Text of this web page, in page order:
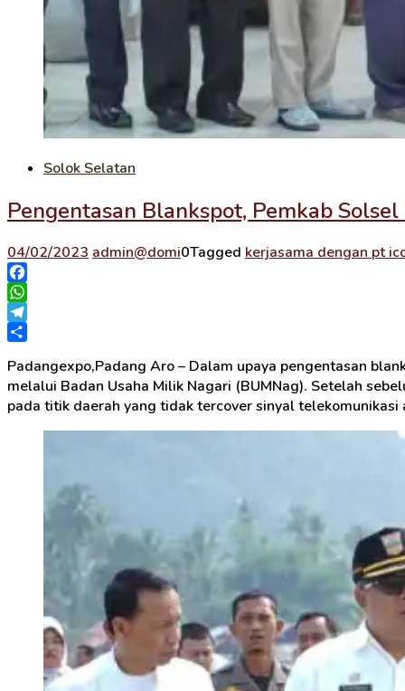
Solok Selatan
Pengentasan Blankspot, Pemkab
04/02/2023admin@domi0Tagged kerjasama dengan pt
Facebook
WhatsApp
Telegram
Padangexpo,Padang Aro – Dalam upaya pengentasan
melalui Badan Usaha Milik Nagari (BUMNag). Setelah
pada titik daerah yang tidak tercover sinyal